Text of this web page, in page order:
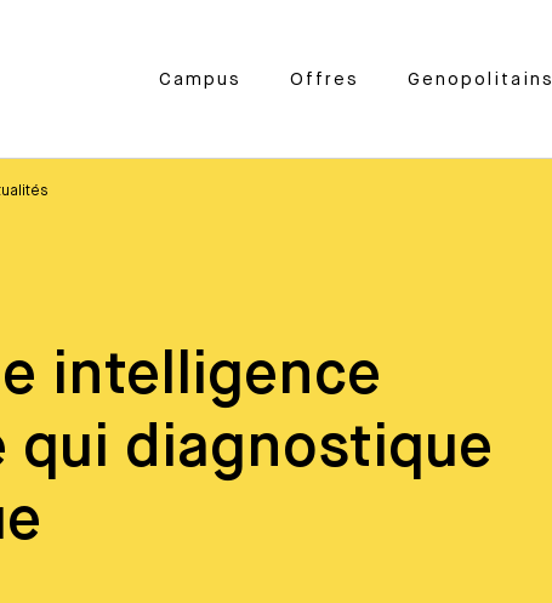
Campus Offres Genopolitains
intelligence
qui diagnostique